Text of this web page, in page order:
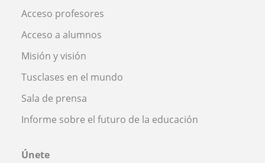
Acceso profesores
Acceso a alumnos
Misión y visión
Tusclases en el mundo
Sala de prensa
Informe sobre el futuro de la educación
Únete